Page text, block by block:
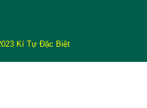
Kí Tự Đặc Biệt